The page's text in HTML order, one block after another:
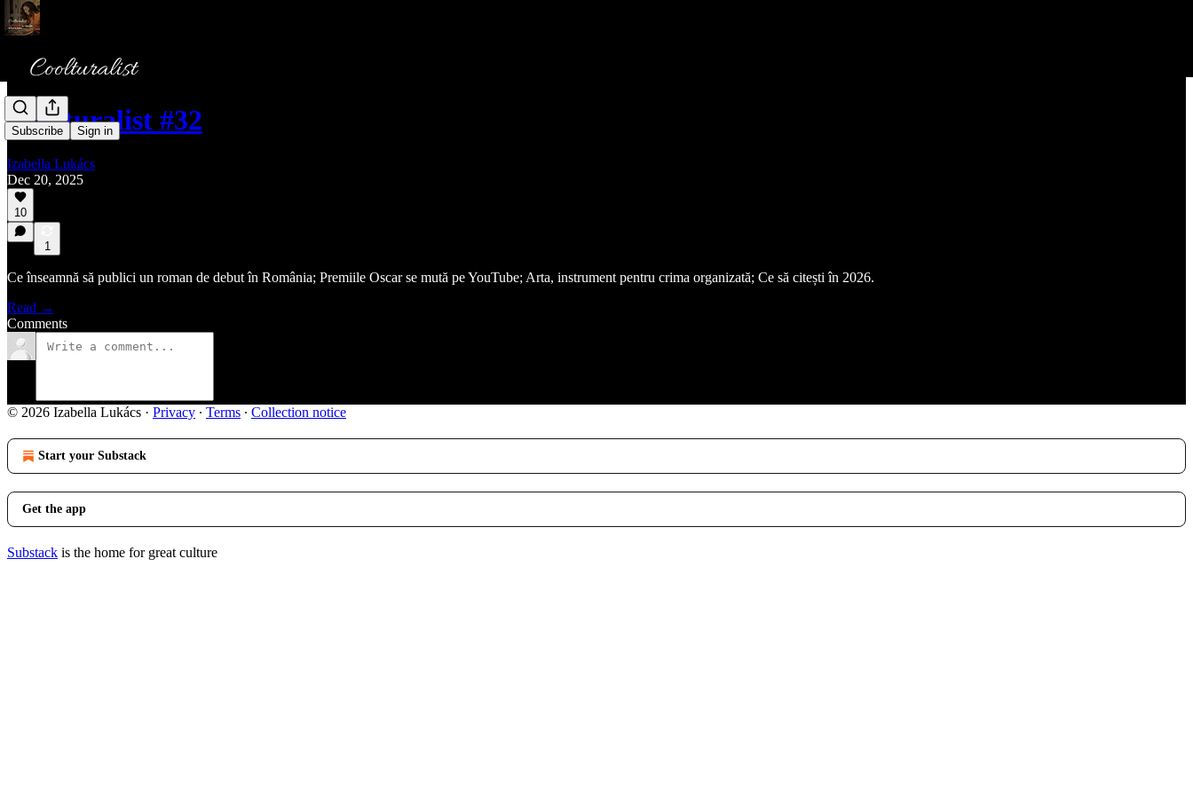
Subscribe Sign in
Coolturalist #32
Izabella Lukács
Dec 20, 2025
10
1
Ce înseamnă să publici un roman de debut în România; Premiile Oscar se mută pe YouTube; Arta, instrument pentru crima organizată; Ce să citești în 2026.
Read →
Comments
© 2026 Izabella Lukács · Privacy ∙ Terms ∙ Collection notice
Start your Substack
Get the app
Substack is the home for great culture